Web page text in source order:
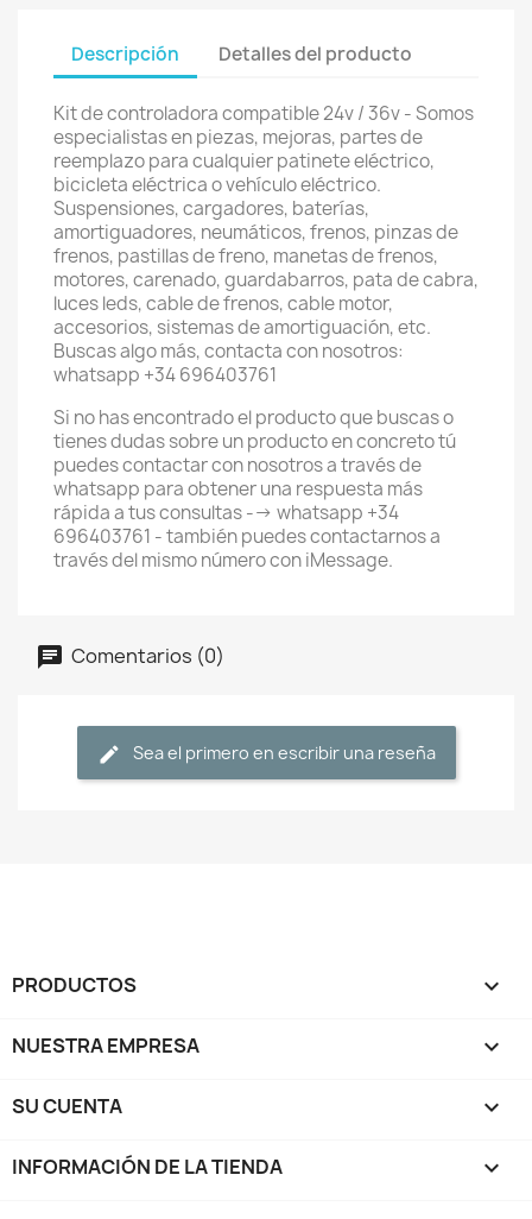
Descripción Detalles del producto
Kit de controladora compatible 24v / 36v - Somos
especialistas en piezas, mejoras, partes de
reemplazo para cualquier patinete eléctrico,
bicicleta eléctrica o vehículo eléctrico.
Suspensiones, cargadores, baterías,
amortiguadores, neumáticos, frenos, pinzas de
frenos, pastillas de freno, manetas de frenos,
motores, carenado, guardabarros, pata de cabra,
luces leds, cable de frenos, cable motor,
accesorios, sistemas de amortiguación, etc.
Buscas algo más, contacta con nosotros:
whatsapp +34 696403761
Si no has encontrado el producto que buscas o
tienes dudas sobre un producto en concreto tú
puedes contactar con nosotros a través de
whatsapp para obtener una respuesta más
rápida a tus consultas --> whatsapp +34
696403761 - también puedes contactarnos a
través del mismo número con iMessage.
Comentarios (0)
Sea el primero en escribir una reseña
PRODUCTOS 
NUESTRA EMPRESA 
SU CUENTA 
INFORMACIÓN DE LA TIENDA keyboard_arrow_down